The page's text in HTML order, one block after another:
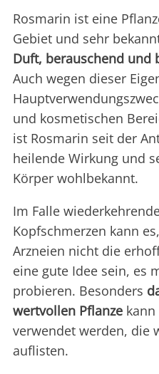
Rosmarin ist eine
Gebiet und sehr
Duft, berauschend und
Auch wegen dieser
und kosmetischen
ist Rosmarin seit der
heilende Wirkung und
Körper wohlbekannt.
Im Falle
Kopfschmerzen kann
Arzneien nicht die
eine gute Idee sein, es
probieren. Besonders
wertvollen Pflanze
verwendet werden, die
auflisten.